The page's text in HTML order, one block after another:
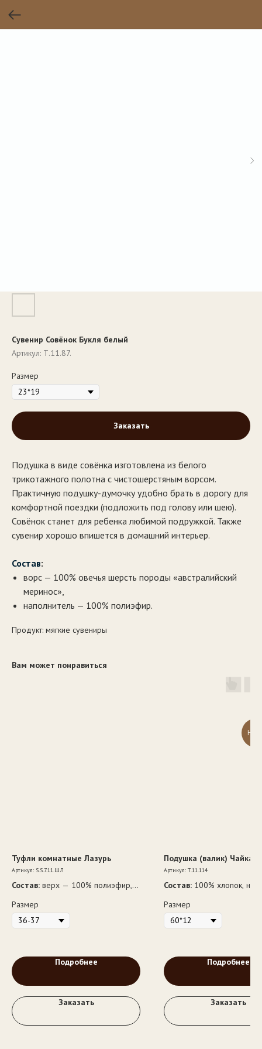
Сувенир Совёнок Букля белый
Артикул: Т.11.87.
Размер
Заказать
Подушка в виде совёнка изготовлена из белого
трикотажного полотна с чистошерстяным ворсом.
Практичную подушку-думочку удобно брать в дорогу для
комфортной поездки (подложить под голову или шею).
Совёнок станет для ребенка любимой подружкой. Также
сувенир хорошо впишется в домашний интерьер.
Состав:
ворс — 100% овечья шерсть породы «австралийский
меринос»,
наполнитель — 100% полиэфир.
Продукт: мягкие сувениры
Вам может понравиться
Туфли комнатные Лазурь
Артикул: S.S.7.11.ШЛ
Состав: верх — 100% полиэфир,
подошва — ЭВА
Размер
Подробнее
Заказать
Подушка (валик) Чайка
Артикул: Т.11.114
Состав: 100% хлопок,
Размер
Подробнее
Заказать